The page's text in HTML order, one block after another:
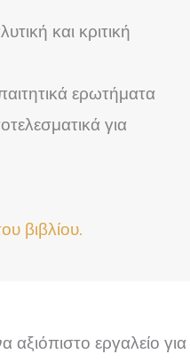
και κριτική
ερωτήματα
για
βιβλίου.
αξιόπιστο εργαλείο για